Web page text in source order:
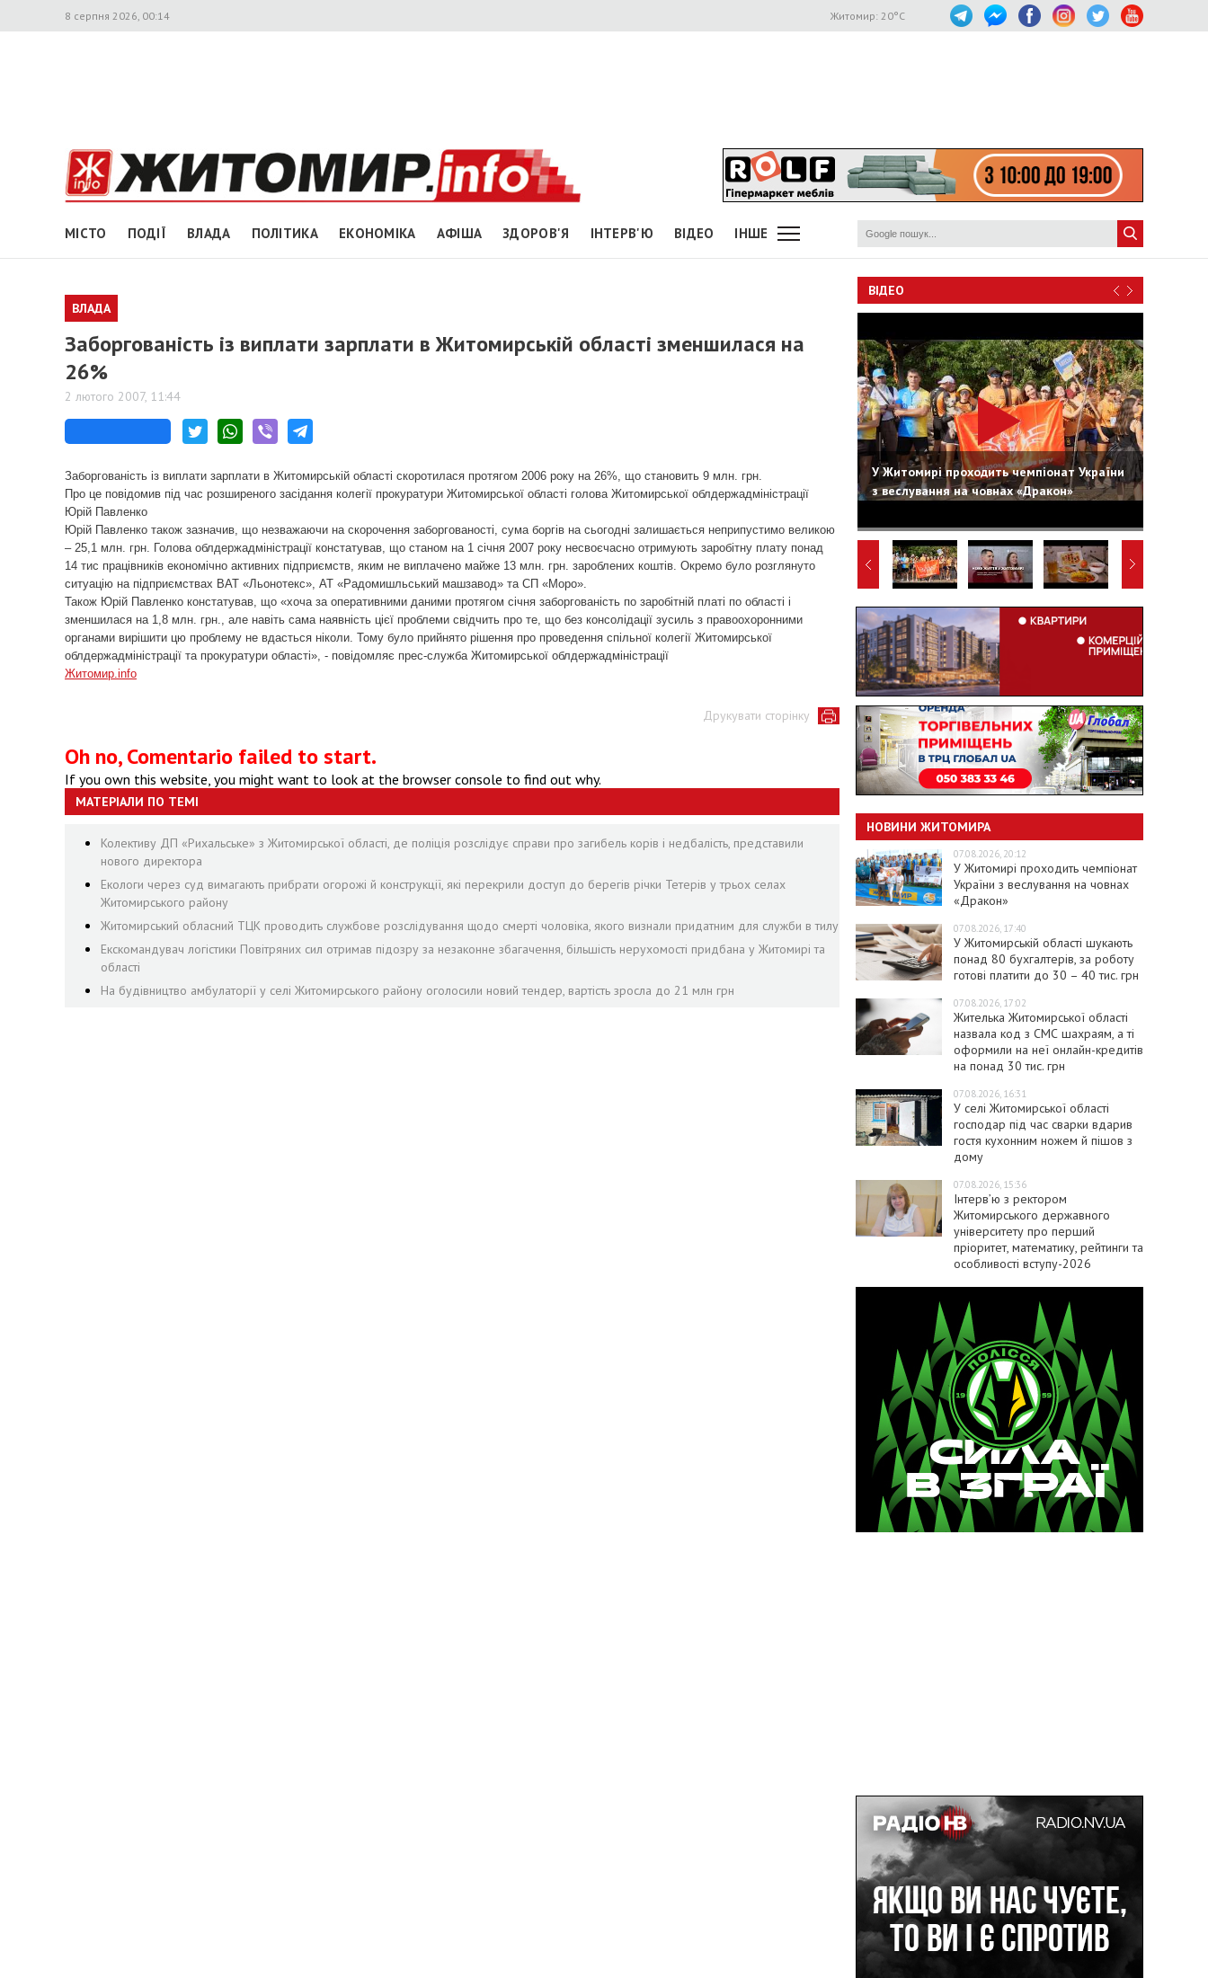
8 серпня 2026, 00:14 Житомир: 20°C
МІСТО ПОДІЇ ВЛАДА ПОЛІТИКА ЕКОНОМІКА АФІША ЗДОРОВ'Я ІНТЕРВ'Ю ВІДЕО ІНШЕ
ВЛАДА
Заборгованість із виплати зарплати в Житомирській області зменшилася на
26%
2 лютого 2007, 11:44
Заборгованість із виплати зарплати в Житомирській області скоротилася протягом 2006 року на 26%, що становить 9 млн. грн.
Про це повідомив під час розширеного засідання колегії прокуратури Житомирської області голова Житомирської облдержадміністрації
Юрій Павленко
Юрій Павленко також зазначив, що незважаючи на скорочення заборгованості, сума боргів на сьогодні залишається неприпустимо великою
– 25,1 млн. грн. Голова облдержадміністрації констатував, що станом на 1 січня 2007 року несвоєчасно отримують заробітну плату понад
14 тис працівників економічно активних підприємств, яким не виплачено майже 13 млн. грн. зароблених коштів. Окремо було розглянуто
ситуацію на підприємствах ВАТ «Льонотекс», АТ «Радомишльський машзавод» та СП «Моро».
Також Юрій Павленко констатував, що «хоча за оперативними даними протягом січня заборгованість по заробітній платі по області і
зменшилася на 1,8 млн. грн., але навіть сама наявність цієї проблеми свідчить про те, що без консолідації зусиль з правоохоронними
органами вирішити цю проблему не вдасться ніколи. Тому було прийнято рішення про проведення спільної колегії Житомирської
облдержадміністрації та прокуратури області», - повідомляє прес-служба Житомирської облдержадміністрації
Житомир.info
Друкувати сторінку
Oh no, Comentario failed to start.
If you own this website, you might want to look at the browser console to find out why.
МАТЕРІАЛИ ПО ТЕМІ
Колективу ДП «Рихальське» з Житомирської області, де поліція розслідує справи про загибель корів і недбалість, представили
нового директора
Екологи через суд вимагають прибрати огорожі й конструкції, які перекрили доступ до берегів річки Тетерів у трьох селах
Житомирського району
Житомирський обласний ТЦК проводить службове розслідування щодо смерті чоловіка, якого визнали придатним для служби в тилу
Екскомандувач логістики Повітряних сил отримав підозру за незаконне збагачення, більшість нерухомості придбана у Житомирі та
області
На будівництво амбулаторії у селі Житомирського району оголосили новий тендер, вартість зросла до 21 млн грн
ВІДЕО
У Житомирі проходить чемпіонат України
з веслування на човнах «Дракон»
НОВИНИ ЖИТОМИРА
07.08.2026, 20:12
У Житомирі проходить чемпіонат
України з веслування на човнах
«Дракон»
07.08.2026, 17:40
У Житомирській області шукають
понад 80 бухгалтерів, за роботу
готові платити до 30 – 40 тис. грн
07.08.2026, 17:02
Жителька Житомирської області
назвала код з СМС шахраям, а ті
оформили на неї онлайн-кредитів
на понад 30 тис. грн
07.08.2026, 16:31
У селі Житомирської області
господар під час сварки вдарив
гостя кухонним ножем й пішов з
дому
07.08.2026, 15:36
Інтерв’ю з ректором
Житомирського державного
університету про перший
пріоритет, математику, рейтинги та
особливості вступу-2026